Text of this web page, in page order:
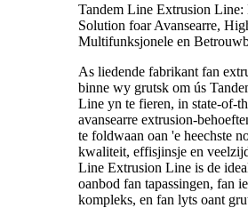
Tandem Line Extrusion Line:
Solution foar Avansearre,
Multifunksjonele en
As liedende fabrikant fan
binne wy ​​grutsk om ús
Line yn te fieren, in state-of-
avansearre extrusion-
te foldwaan oan 'e heechste
kwaliteit, effisjinsje en
Line Extrusion Line is de
oanbod fan tapassingen, fan
kompleks, en fan lyts oant